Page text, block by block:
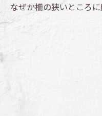
なぜか柵の狭いところ